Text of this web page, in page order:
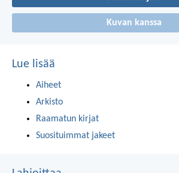
Kuvan kanssa
Lue lisää
Aiheet
Arkisto
Raamatun kirjat
Suosituimmat jakeet